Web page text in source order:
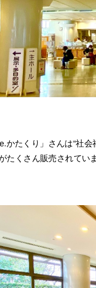
かたくり」さんは“社
たくさん販売されてい